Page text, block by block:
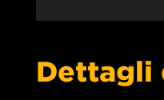
Dettagli